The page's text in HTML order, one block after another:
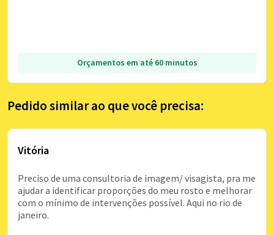
Orçamentos em até 60 minutos
Pedido similar ao que você precisa:
Vitória
Preciso de uma consultoria de imagem/ visagista, pra me
ajudar a identificar proporções do meu rosto e melhorar
com o mínimo de intervenções possível. Aqui no rio de
janeiro.